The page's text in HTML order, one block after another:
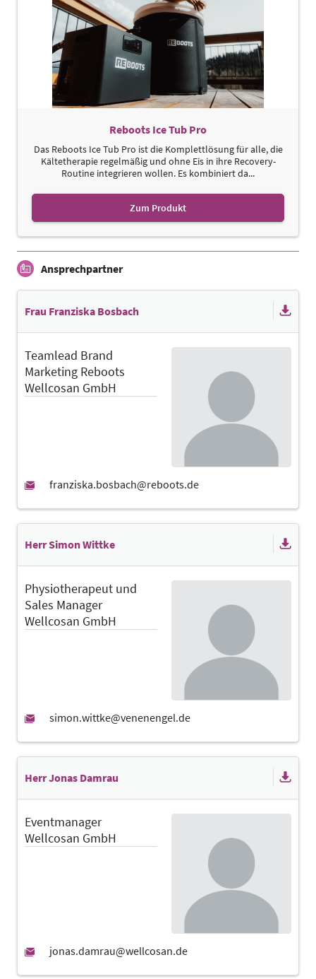
Reboots Ice Tub Pro
Das Reboots Ice Tub Pro ist die Komplettlösung für alle, die
Kältetherapie regelmäßig und ohne Eis in ihre Recovery-
Routine integrieren wollen. Es kombiniert da...
Zum Produkt
Ansprechpartner
Frau Franziska Bosbach
Teamlead Brand
Marketing Reboots
Wellcosan GmbH
Herr Simon Wittke
Physiotherapeut und
Sales Manager
Wellcosan GmbH
Herr Jonas Damrau
Eventmanager
Wellcosan GmbH